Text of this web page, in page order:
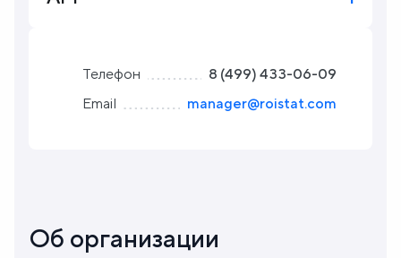
Телефон
8 (499) 433-06-09
Email
manager@roistat.com
Об организации